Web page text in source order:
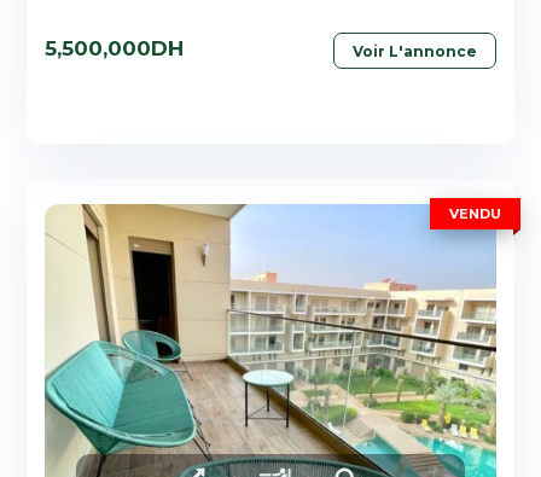
5,500,000DH Voir L'annonce
VENDU